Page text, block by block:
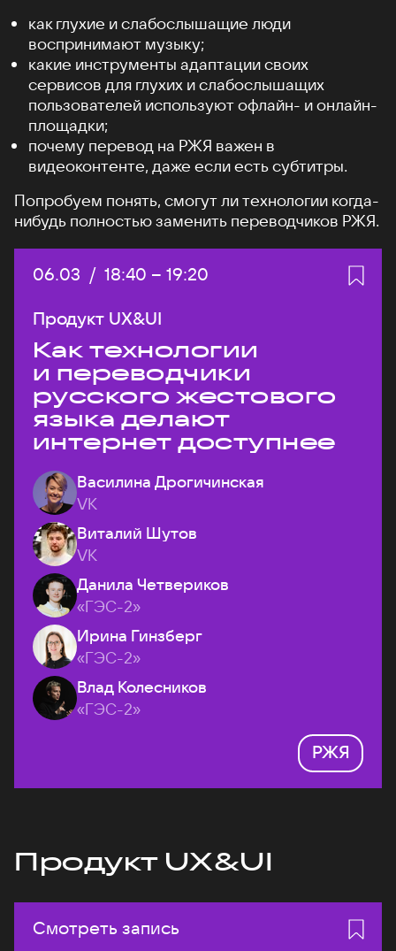
как глухие и слабослышащие люди
воспринимают музыку;
какие инструменты адаптации своих
сервисов для глухих и слабослышащих
пользователей используют офлайн- и онлайн-
площадки;
почему перевод на РЖЯ важен в
видеоконтенте, даже если есть субтитры.
Попробуем понять, смогут ли технологии когда-
нибудь полностью заменить переводчиков РЖЯ.
Дата:
06.03 / Начало:
18:40 – Конец:
19:20
Продукт UX&UI
Как технологии
и переводчики
русского жестового
языка делают
интернет доступнее
Василина Дрогичинская
VK
Виталий Шутов
VK
Данила Четвериков
«ГЭС-2»
Ирина Гинзберг
«ГЭС-2»
Влад Колесников
«ГЭС-2»
РЖЯ
Продукт UX&UI
Смотреть запись